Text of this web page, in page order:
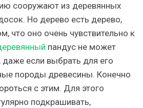
сооружают из деревянных
Но дерево есть дерево,
что оно очень чувствительно к
пандус не может
если выбрать для его
породы древесины. Конечно
с этим. Для этого
подкрашивать,